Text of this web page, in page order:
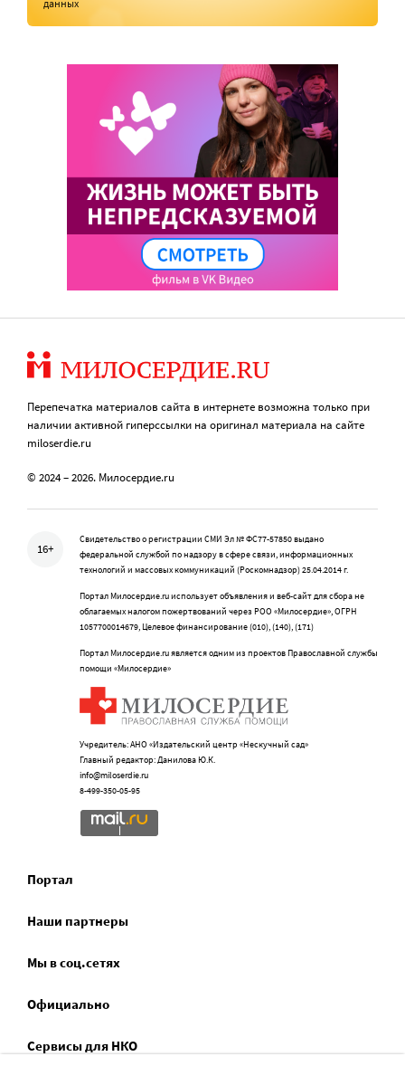
данных
Перепечатка материалов сайта в интернете возможна только при
наличии активной гиперссылки на оригинал материала на сайте
miloserdie.ru
© 2024 – 2026. Милосердие.ru
16+
Свидетельство о регистрации СМИ Эл № ФС77-57850 выдано
федеральной службой по надзору в сфере связи, информационных
технологий и массовых коммуникаций (Роскомнадзор) 25.04.2014 г.
Портал Милосердие.ru использует объявления и веб-сайт для сбора не
облагаемых налогом пожертвований через РОО «Милосердие», ОГРН
1057700014679, Целевое финансирование (010), (140), (171)
Портал Милосердие.ru является одним из проектов Православной службы
помощи «Милосердие»
Учредитель: АНО «Издательский центр «Нескучный сад»
Главный редактор: Данилова Ю.К.
info@miloserdie.ru
8-499-350-05-95
Портал
Наши партнеры
Мы в соц.сетях
Официально
Сервисы для НКО